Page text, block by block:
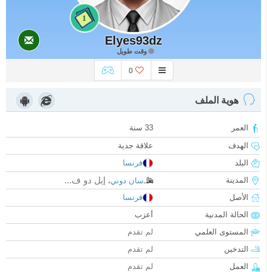
1
Elyes93dz
وقت طويل
0
هوية الملف
العمر
33 سنة
الهدف
علاقة جدية
البلد
فرنسا
المدينة
سان دوني، إيل دو ف...
الأصل
فرنسا
الحالة المدنية
أعزب
المستوى العلمي
لم تقدم
التدخين
لم تقدم
العمل
لم تقدم